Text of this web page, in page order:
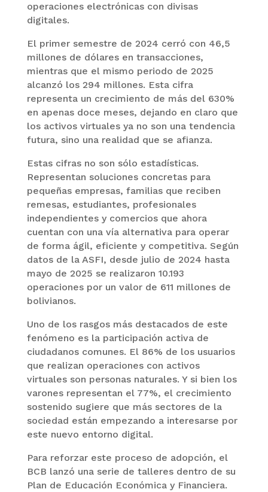
operaciones electrónicas con divisas
digitales.
El primer semestre de 2024 cerró con 46,5
millones de dólares en transacciones,
mientras que el mismo periodo de 2025
alcanzó los 294 millones. Esta cifra
representa un crecimiento de más del 630%
en apenas doce meses, dejando en claro que
los activos virtuales ya no son una tendencia
futura, sino una realidad que se afianza.
Estas cifras no son sólo estadísticas.
Representan soluciones concretas para
pequeñas empresas, familias que reciben
remesas, estudiantes, profesionales
independientes y comercios que ahora
cuentan con una vía alternativa para operar
de forma ágil, eficiente y competitiva. Según
datos de la ASFI, desde julio de 2024 hasta
mayo de 2025 se realizaron 10.193
operaciones por un valor de 611 millones de
bolivianos.
Uno de los rasgos más destacados de este
fenómeno es la participación activa de
ciudadanos comunes. El 86% de los usuarios
que realizan operaciones con activos
virtuales son personas naturales. Y si bien los
varones representan el 77%, el crecimiento
sostenido sugiere que más sectores de la
sociedad están empezando a interesarse por
este nuevo entorno digital.
Para reforzar este proceso de adopción, el
BCB lanzó una serie de talleres dentro de su
Plan de Educación Económica y Financiera.